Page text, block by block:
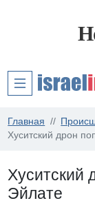
Главная
Хуситский дрон
Хуситский
Эйлате